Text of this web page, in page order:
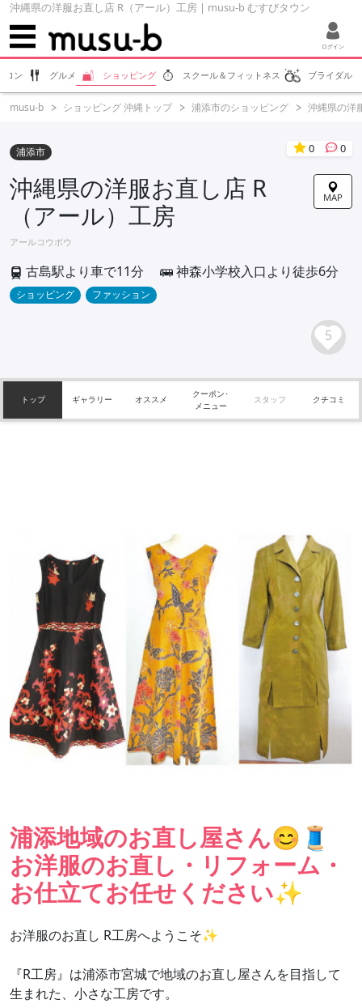
沖縄県の洋服お直し店 R（アール）工房 | musu-b むすびタウン
ログイン
ロン グルメ ショッピング スクール＆フィットネス ブライダル
musu-b ショッピング 沖縄トップ 浦添市のショッピング 沖縄県の洋
浦添市 0 0
MAP
沖縄県の洋服お直し店 R
（アール）工房
アールコウボウ
古島駅より車で11分 神森小学校入口より徒歩6分
ショッピング ファッション
5
トップ ギャラリー オススメ
クーポン･
メニュー
スタッフ クチコミ
浦添地域のお直し屋さん😊🧵
お洋服のお直し・リフォーム・
お仕立てお任せください✨
お洋服のお直し R工房へようこそ✨
『R工房』は浦添市宮城で地域のお直し屋さんを目指して
生まれた、小さな工房です。